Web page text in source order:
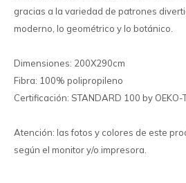
gracias a la variedad de patrones
moderno, lo geométrico y lo botánico.
Dimensiones: 200X290cm
Fibra: 100% polipropileno
Certificación: STANDARD 100 by OEKO-
Atención: las fotos y colores de este
según el monitor y/o impresora.